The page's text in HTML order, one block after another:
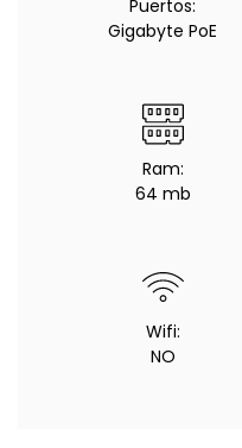
Puertos:
Gigabyte PoE
Ram:
64 mb
Wifi:
NO